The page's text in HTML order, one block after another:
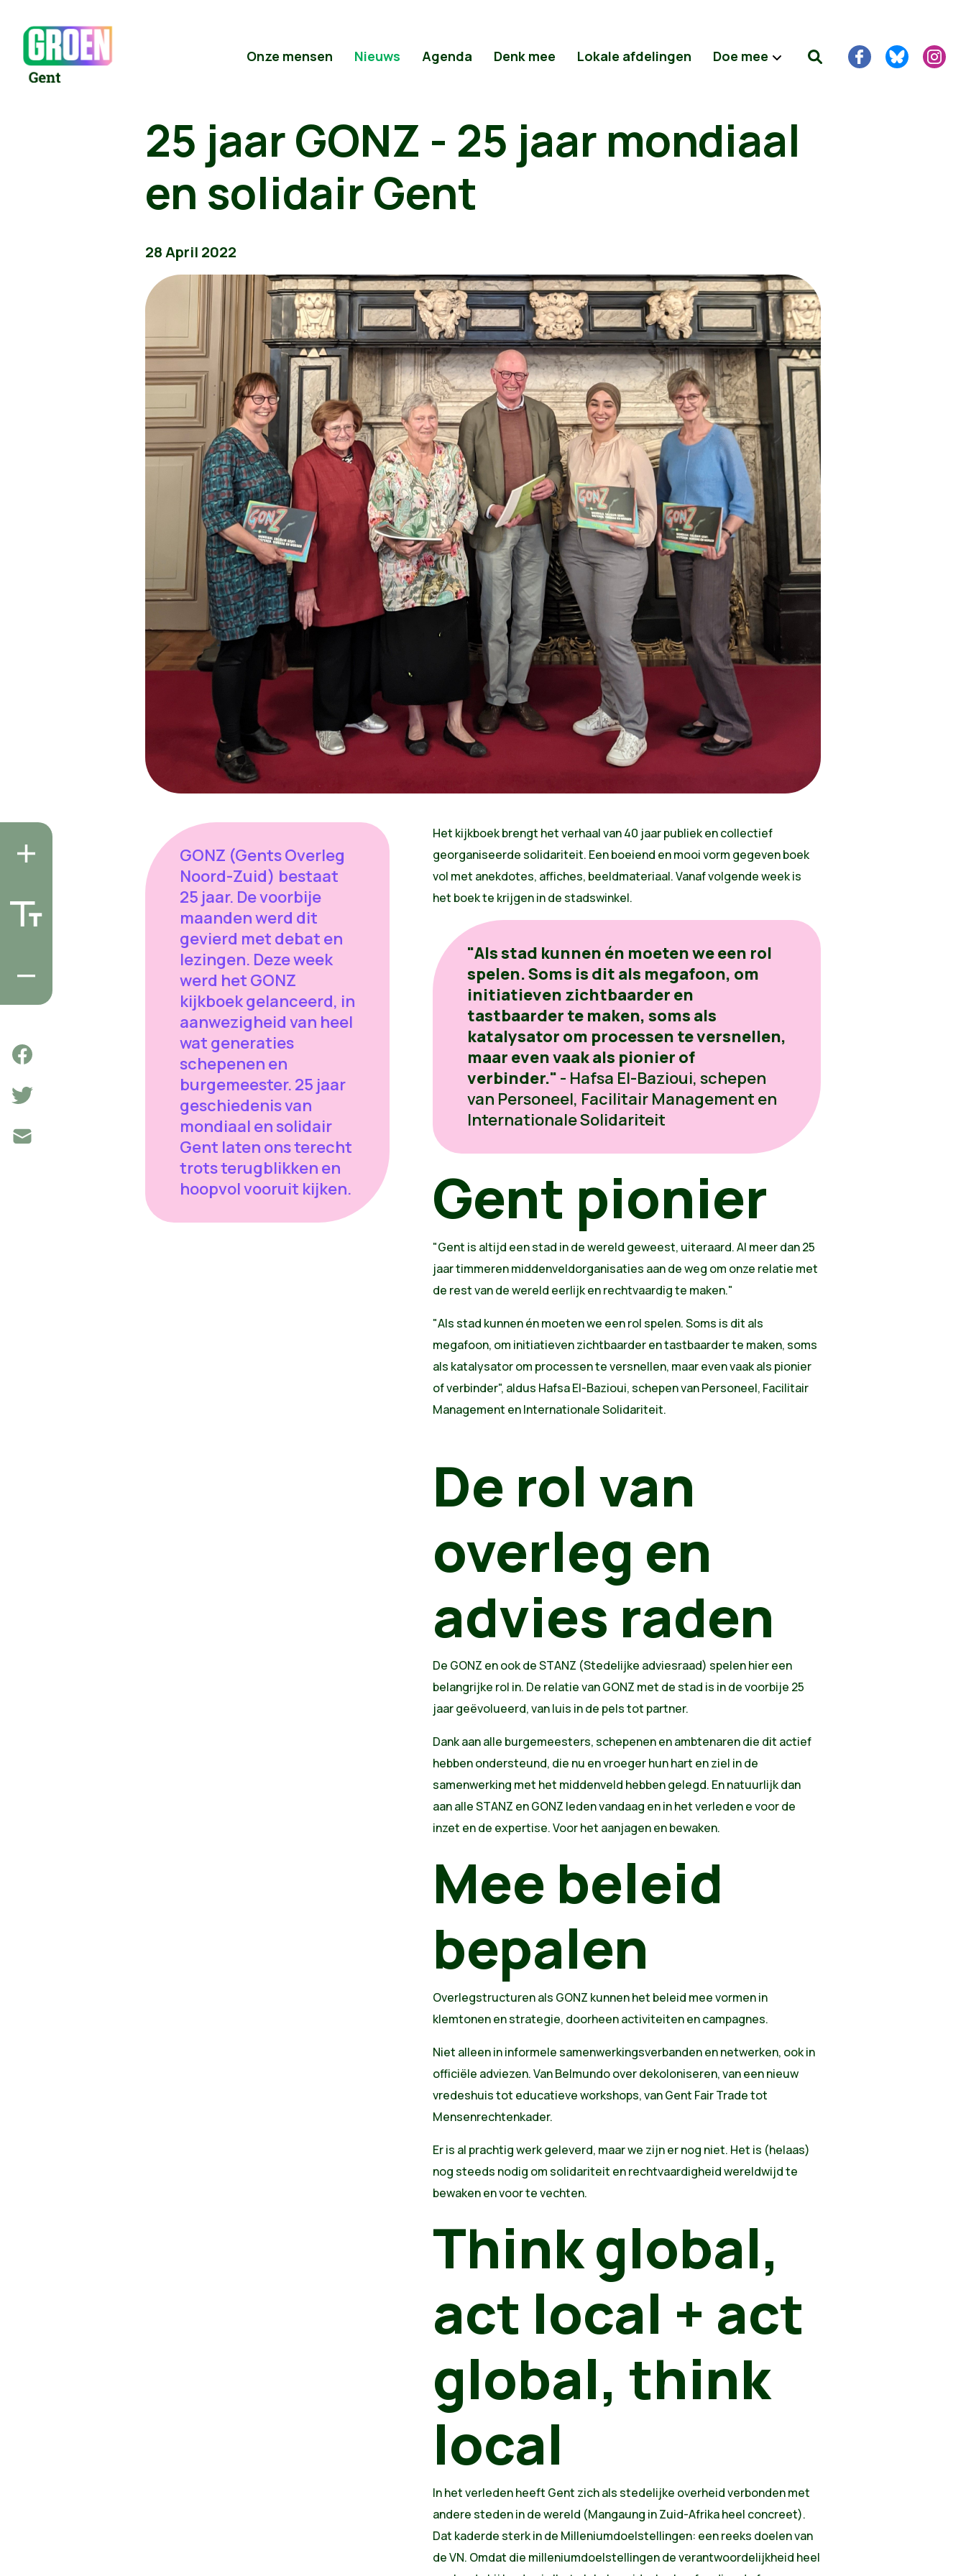
Onze mensen Nieuws Agenda Denk mee Lokale afdelingen Doe mee
25 jaar GONZ - 25 jaar mondiaal
en solidair Gent
28 April 2022
GONZ (Gents Overleg
Noord-Zuid) bestaat
25 jaar. De voorbije
maanden werd dit
gevierd met debat en
lezingen. Deze week
werd het GONZ
kijkboek gelanceerd, in
aanwezigheid van heel
wat generaties
schepenen en
burgemeester. 25 jaar
geschiedenis van
mondiaal en solidair
Gent laten ons terecht
trots terugblikken en
hoopvol vooruit kijken.
Het kijkboek brengt het verhaal van 40 jaar publiek en collectief
georganiseerde solidariteit. Een boeiend en mooi vorm gegeven boek
vol met anekdotes, affiches, beeldmateriaal. Vanaf volgende week is
het boek te krijgen in de stadswinkel.
"Als stad kunnen én moeten we een rol
spelen. Soms is dit als megafoon, om
initiatieven zichtbaarder en
tastbaarder te maken, soms als
katalysator om processen te versnellen,
maar even vaak als pionier of
verbinder." - Hafsa El-Bazioui, schepen
van Personeel, Facilitair Management en
Internationale Solidariteit
Gent pionier
"Gent is altijd een stad in de wereld geweest, uiteraard. Al meer dan 25
jaar timmeren middenveldorganisaties aan de weg om onze relatie met
de rest van de wereld eerlijk en rechtvaardig te maken."
"Als stad kunnen én moeten we een rol spelen. Soms is dit als
megafoon, om initiatieven zichtbaarder en tastbaarder te maken, soms
als katalysator om processen te versnellen, maar even vaak als pionier
of verbinder", aldus Hafsa El-Bazioui, schepen van Personeel, Facilitair
Management en Internationale Solidariteit.
De rol van
overleg en
advies raden
De GONZ en ook de STANZ (Stedelijke adviesraad) spelen hier een
belangrijke rol in. De relatie van GONZ met de stad is in de voorbije 25
jaar geëvolueerd, van luis in de pels tot partner.
Dank aan alle burgemeesters, schepenen en ambtenaren die dit actief
hebben ondersteund, die nu en vroeger hun hart en ziel in de
samenwerking met het middenveld hebben gelegd. En natuurlijk dan
aan alle STANZ en GONZ leden vandaag en in het verleden e voor de
inzet en de expertise. Voor het aanjagen en bewaken.
Mee beleid
bepalen
Overlegstructuren als GONZ kunnen het beleid mee vormen in
klemtonen en strategie, doorheen activiteiten en campagnes.
Niet alleen in informele samenwerkingsverbanden en netwerken, ook in
officiële adviezen. Van Belmundo over dekoloniseren, van een nieuw
vredeshuis tot educatieve workshops, van Gent Fair Trade tot
Mensenrechtenkader.
Er is al prachtig werk geleverd, maar we zijn er nog niet. Het is (helaas)
nog steeds nodig om solidariteit en rechtvaardigheid wereldwijd te
bewaken en voor te vechten.
Think global,
act local + act
global, think
local
In het verleden heeft Gent zich als stedelijke overheid verbonden met
andere steden in de wereld (Mangaung in Zuid-Afrika heel concreet).
Dat kaderde sterk in de Milleniumdoelstellingen: een reeks doelen van
de VN. Omdat die milleniumdoelstellingen de verantwoordelijkheid heel